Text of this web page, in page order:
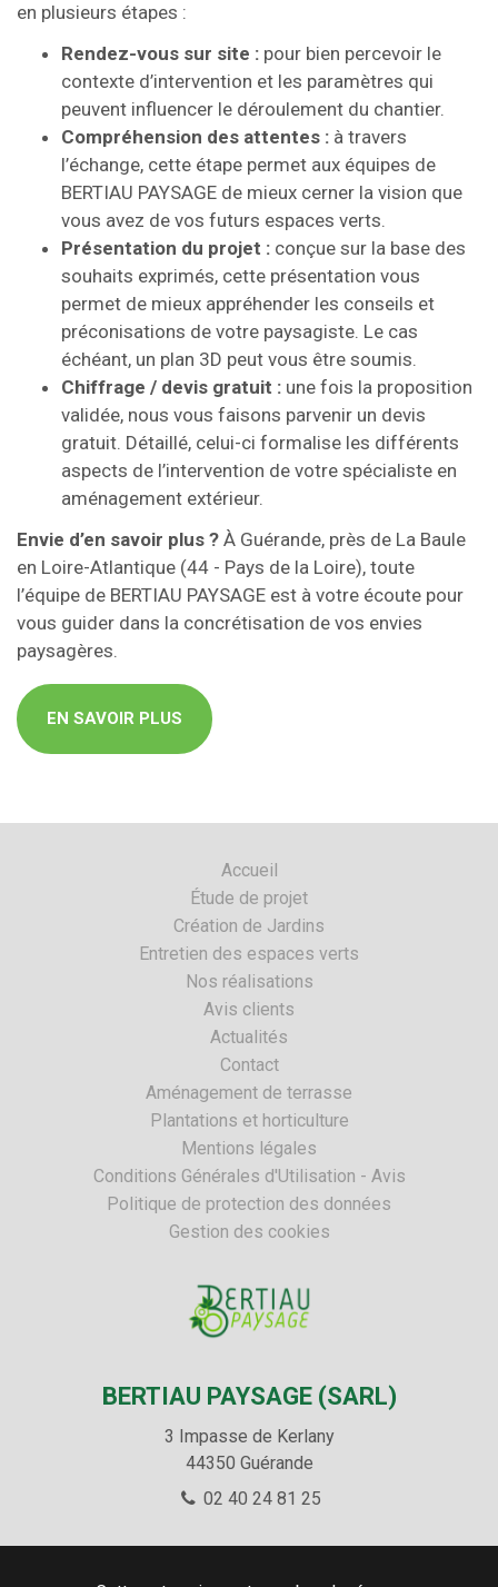
en plusieurs étapes :
Rendez-vous sur site : pour bien percevoir le
contexte d’intervention et les paramètres qui
peuvent influencer le déroulement du chantier.
Compréhension des attentes : à travers
l’échange, cette étape permet aux équipes de
BERTIAU PAYSAGE de mieux cerner la vision que
vous avez de vos futurs espaces verts.
Présentation du projet : conçue sur la base des
souhaits exprimés, cette présentation vous
permet de mieux appréhender les conseils et
préconisations de votre paysagiste. Le cas
échéant, un plan 3D peut vous être soumis.
Chiffrage / devis gratuit : une fois la proposition
validée, nous vous faisons parvenir un devis
gratuit. Détaillé, celui-ci formalise les différents
aspects de l’intervention de votre spécialiste en
aménagement extérieur.
Envie d’en savoir plus ? À Guérande, près de La Baule
en Loire-Atlantique (44 - Pays de la Loire), toute
l’équipe de BERTIAU PAYSAGE est à votre écoute pour
vous guider dans la concrétisation de vos envies
paysagères.
EN SAVOIR PLUS
Accueil
Étude de projet
Création de Jardins
Entretien des espaces verts
Nos réalisations
Avis clients
Actualités
Contact
Aménagement de terrasse
Plantations et horticulture
Mentions légales
Conditions Générales d'Utilisation - Avis
Politique de protection des données
Gestion des cookies
BERTIAU PAYSAGE (SARL)
3 Impasse de Kerlany
44350 Guérande
02 40 24 81 25